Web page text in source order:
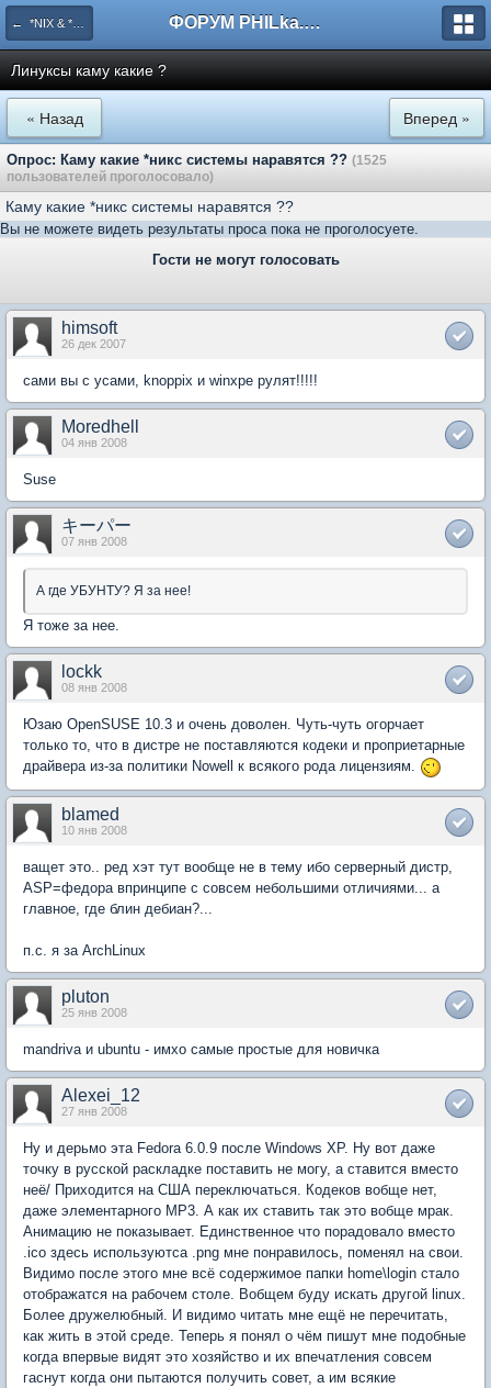
← *NIX & *BSD сиcтемы. Linux, Unix, FreeBSD, OpenBSD. Mac OS ФОРУМ PHILka.RU
Линуксы каму какие ?
« Назад Вперед »
Опрос: Каму какие *никс системы наравятся ?? (1525
пользователей проголосовало)
Каму какие *никс системы наравятся ??
Вы не можете видеть результаты проса пока не проголосуете.
Гости не могут голосовать
himsoft
26 дек 2007
сами вы с усами, knoppix и winxpe рулят!!!!!
Moredhell
04 янв 2008
Suse
キーパー
07 янв 2008
А где УБУНТУ? Я за нее!
Я тоже за нее.
lockk
08 янв 2008
Юзаю OpenSUSE 10.3 и очень доволен. Чуть-чуть огорчает
только то, что в дистре не поставляются кодеки и проприетарные
драйвера из-за политики Nowell к всякого рода лицензиям.
blamed
10 янв 2008
ващет это.. ред хэт тут вообще не в тему ибо серверный дистр,
ASP=федора впринципе с совсем небольшими отличиями... а
главное, где блин дебиан?...
п.с. я за ArchLinux
pluton
25 янв 2008
mandriva и ubuntu - имхо самые простые для новичка
Alexei_12
27 янв 2008
Ну и дерьмо эта Fedora 6.0.9 после Windows XP. Ну вот даже
точку в русской раскладке поставить не могу, а ставится вместо
неё/ Приходится на США переключаться. Кодеков вобще нет,
даже элементарного MP3. А как их ставить так это вобще мрак.
Анимацию не показывает. Единственное что порадовало вместо
.ico здесь используютса .png мне понравилось, поменял на свои.
Видимо после этого мне всё содержимое папки home\login стало
отображатся на рабочем столе. Вобщем буду искать другой linux.
Более дружелюбный. И видимо читать мне ещё не перечитать,
как жить в этой среде. Теперь я понял о чём пишут мне подобные
когда впервые видят это хозяйство и их впечатления совсем
гаснут когда они пытаются получить совет, а им всякие